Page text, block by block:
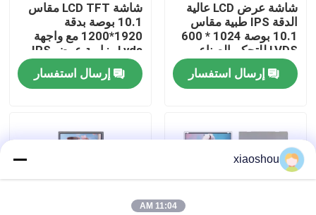
أخبار
اطلب اقتباس
وحدة TFT LCD
شاشة عرض LCD عالية
الدقة IPS طبية مقاس
10.1 بوصة 1024 * 600
LVDS للتحكم الصناعي
إرسال استفسار
شاشة LCD TFT مقاس
10.1 بوصة بدقة
1920*1200 مع واجهة
Lvds وزاوية عرض IPS
كاملة
إرسال استفسار
xiaoshou
11:04 AM